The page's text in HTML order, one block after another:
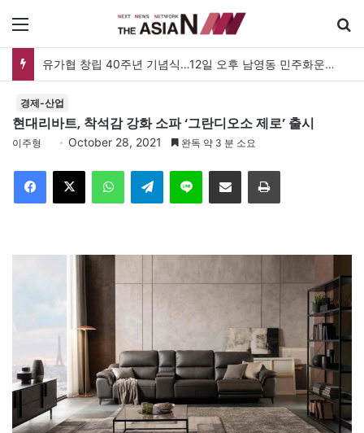
유가협 창립 40주년 기념식…12일 오후 남영동 민주화운동기념관
경제-산업
현대리바트, 착석감 강화 소파 ‘그란디오소 제로’ 출시
이주형 October 28, 2021 완독 약 3 분 소요
Telegram 이메일